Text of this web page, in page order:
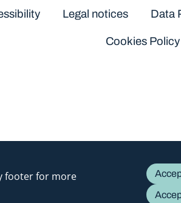
footer for more
Legal notices Data
Cookies Policy